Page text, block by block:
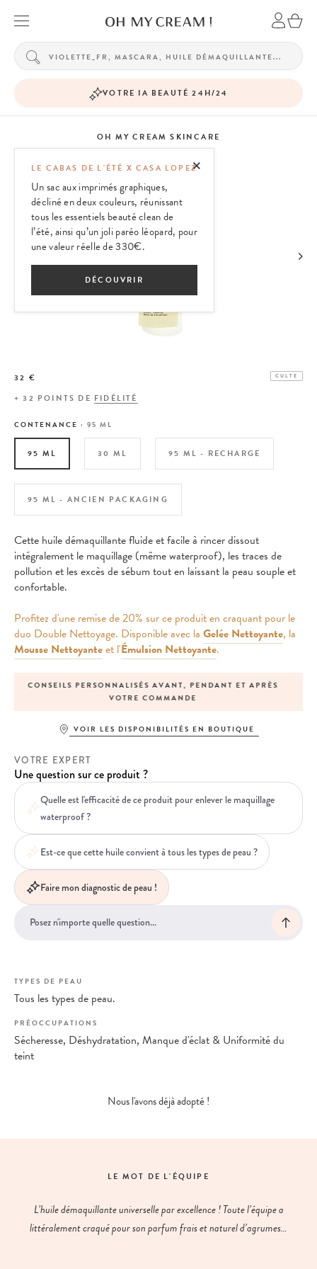
VOTRE IA BEAUTÉ 24H/24
OH MY CREAM SKINCARE
32 € CULTE
+32 POINTS DE FIDÉLITÉ
CONTENANCE : 95 ML
95 ML 30 ML 95 ML - RECHARGE
95 ML - ANCIEN PACKAGING
Cette huile démaquillante fluide et facile à rincer dissout
intégralement le maquillage (même waterproof), les traces de
pollution et les excès de sébum tout en laissant la peau souple et
confortable.
Profitez d'une remise de 20% sur ce produit en craquant pour le
duo Double Nettoyage. Disponible avec la Gelée Nettoyante, la
Mousse Nettoyanteet l'Émulsion Nettoyante.
EXPÉDITION LE JOUR-MÊME POUR TOUTE COMMANDE
PASSÉE AVANT 13H
VOIR LES DISPONIBILITÉS EN BOUTIQUE
VOTRE EXPERT
Une question sur ce produit ?
Quelle est l'efficacité de ce produit pour enlever le maquillage
waterproof ?
Est-ce que cette huile convient à tous les types de peau ?
Faire mon diagnostic de peau !
TYPES DE PEAU
Tous les types de peau.
PRÉOCCUPATIONS
Sécheresse, Déshydratation, Manque d'éclat & Uniformité du
teint
Nous l'avons déjà adopté !
LE MOT DE L'ÉQUIPE
L’huile démaquillante universelle par excellence ! Toute l’équipe a
littéralement craqué pour son parfum frais et naturel d’agrumes…
LE CABAS DE L'ÉTÉ X CASA LOPEZ
Un sac aux imprimés graphiques,
décliné en deux couleurs, réunissant
tous les essentiels beauté clean de
l’été, ainsi qu’un joli paréo léopard, pour
une valeur réelle de 330€.
DÉCOUVRIR